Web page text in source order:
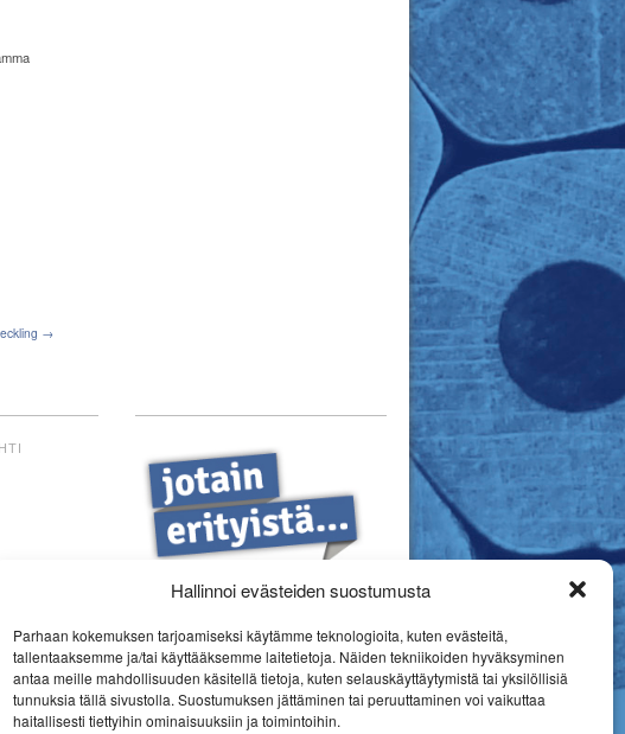
Hallinnoi evästeiden suostumusta
Parhaan kokemuksen tarjoamiseksi käytämme teknologioita, kuten evästeitä,
tallentaaksemme ja/tai käyttääksemme laitetietoja. Näiden tekniikoiden hyväksyminen
antaa meille mahdollisuuden käsitellä tietoja, kuten selauskäyttäytymistä tai yksilöllisiä
tunnuksia tällä sivustolla. Suostumuksen jättäminen tai peruuttaminen voi vaikuttaa
haitallisesti tiettyihin ominaisuuksiin ja toimintoihin.
→